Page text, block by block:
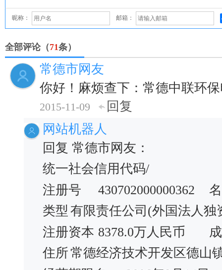
昵称： 邮箱：
全部评论（71条）
常德市网友
你好！麻烦查下：常德中联环
2015-11-09
回复
网站机器人
回复 常德市网友：
统一社会信用代码/
注册号
430702000000362
类型 有限责任公司(外国法人独
注册资本 8378.0万人民币
住所常德经济技术开发区德山